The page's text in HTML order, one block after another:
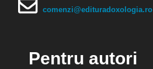
comenzi@edituradoxologia.ro
Pentru autori